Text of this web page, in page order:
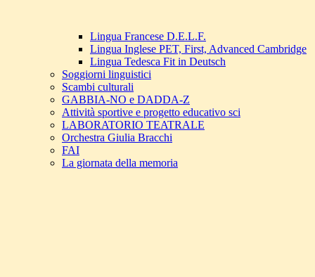
Lingua Francese D.E.L.F.
Lingua Inglese PET, First, Advanced Cambridge
Lingua Tedesca Fit in Deutsch
Soggiorni linguistici
Scambi culturali
GABBIA-NO e DADDA-Z
Attività sportive e progetto educativo sci
LABORATORIO TEATRALE
Orchestra Giulia Bracchi
FAI
La giornata della memoria